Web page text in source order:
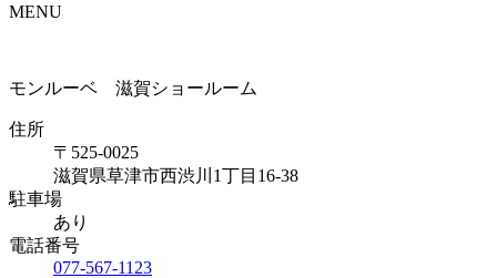
MENU
モンルーベ 滋賀ショールーム
住所
〒525-0025
滋賀県草津市西渋川1丁目16-38
駐車場
あり
電話番号
077-567-1123